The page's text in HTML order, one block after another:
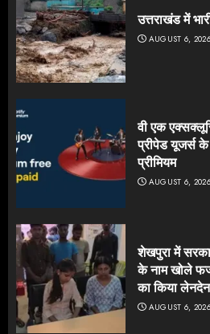
उत्तराखंड में
AUGUST 6, 2026
वी एक
प्रीपेड यूजर्स के
प्रीमियम
AUGUST 6, 2026
शेखपुरा में
के नाम खोले
का किया लेनदेन
AUGUST 6, 2026